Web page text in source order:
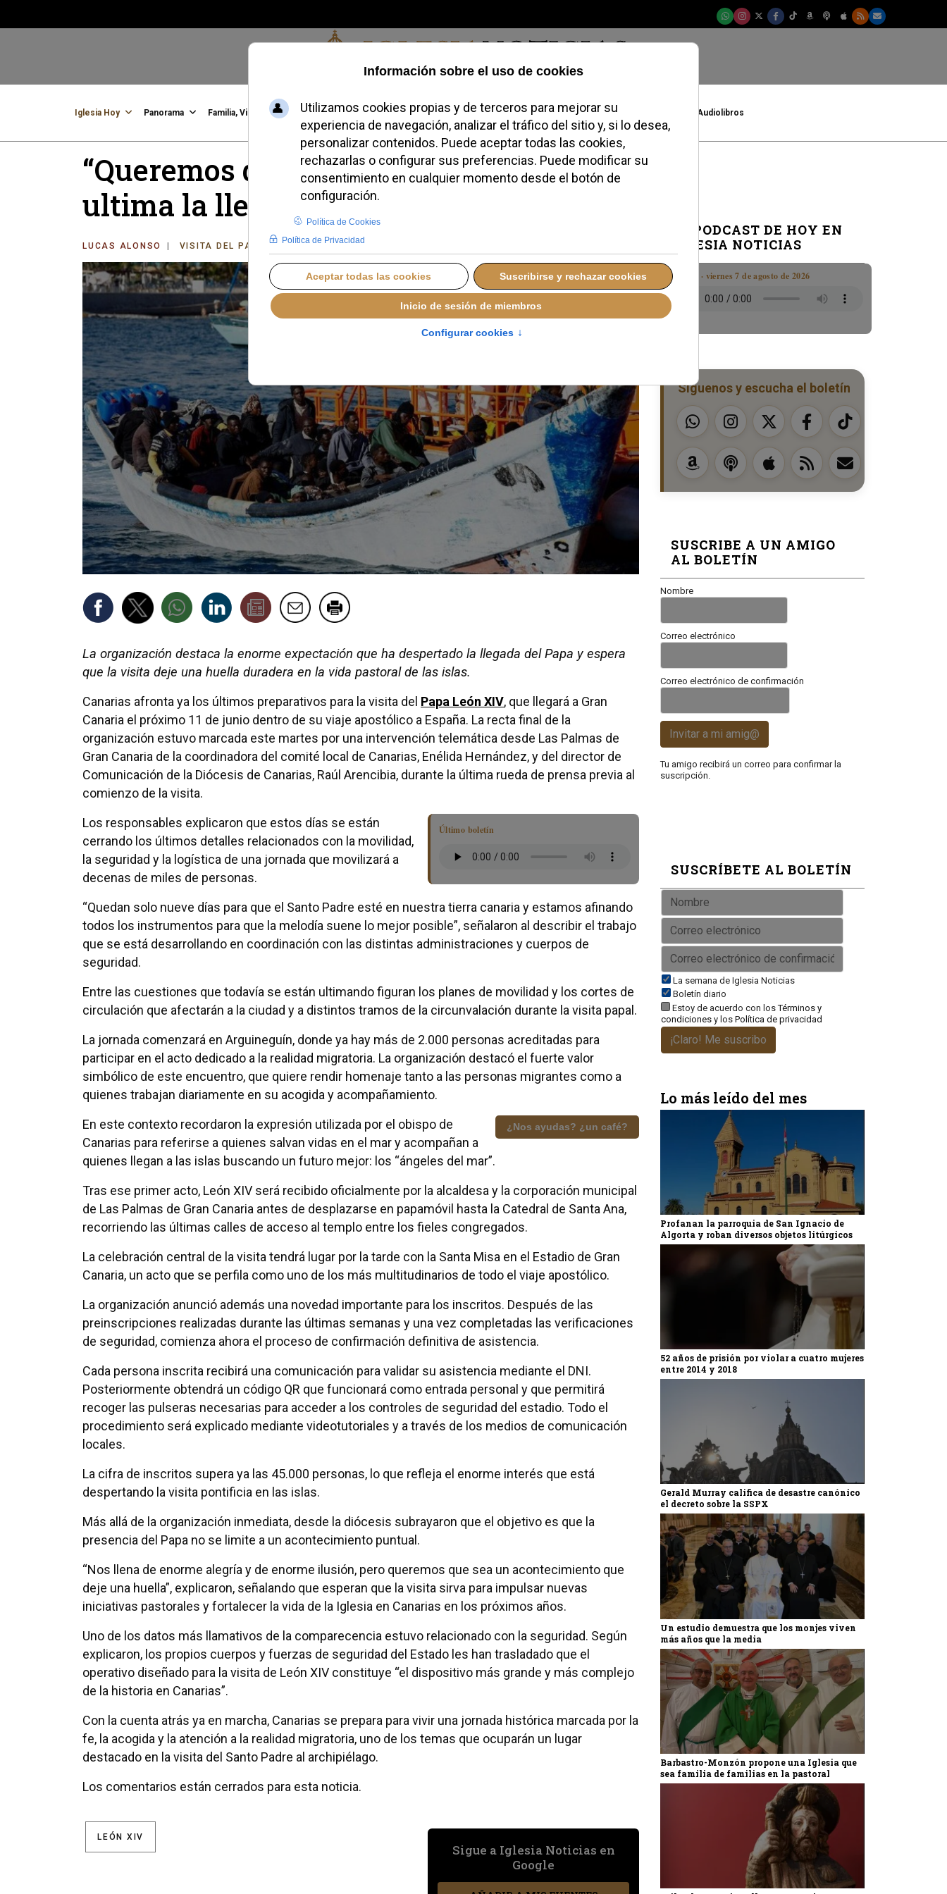
Sábado, 08 de agosto de 2026
Iglesia Hoy Panorama Familia, Vida, Identidad Credofobiómetro Blogs Temas Buscar #JovenesConFe Podcast Audiolibros
“Queremos que deje huella”: Canarias
ultima la llegada del Papa León XIV
LUCAS ALONSO VISITA DEL PAPA LEÓN XIV A ESPAÑA
La organización destaca la enorme expectación que ha despertado la llegada del Papa y espera
que la visita deje una huella duradera en la vida pastoral de las islas.
Canarias afronta ya los últimos preparativos para la visita del Papa León XIV, que llegará a Gran
Canaria el próximo 11 de junio dentro de su viaje apostólico a España. La recta final de la
organización estuvo marcada este martes por una intervención telemática desde Las Palmas de
Gran Canaria de la coordinadora del comité local de Canarias, Enélida Hernández, y del director de
Comunicación de la Diócesis de Canarias, Raúl Arencibia, durante la última rueda de prensa previa al
comienzo de la visita.
Último boletín
Los responsables explicaron que estos días se están
cerrando los últimos detalles relacionados con la movilidad,
la seguridad y la logística de una jornada que movilizará a
decenas de miles de personas.
“Quedan solo nueve días para que el Santo Padre esté en nuestra tierra canaria y estamos afinando
todos los instrumentos para que la melodía suene lo mejor posible”, señalaron al describir el trabajo
que se está desarrollando en coordinación con las distintas administraciones y cuerpos de
seguridad.
Entre las cuestiones que todavía se están ultimando figuran los planes de movilidad y los cortes de
circulación que afectarán a la ciudad y a distintos tramos de la circunvalación durante la visita papal.
La jornada comenzará en Arguineguín, donde ya hay más de 2.000 personas acreditadas para
participar en el acto dedicado a la realidad migratoria. La organización destacó el fuerte valor
simbólico de este encuentro, que quiere rendir homenaje tanto a las personas migrantes como a
quienes trabajan diariamente en su acogida y acompañamiento.
¿Nos ayudas? ¿un café?
En este contexto recordaron la expresión utilizada por el obispo de
Canarias para referirse a quienes salvan vidas en el mar y acompañan a
quienes llegan a las islas buscando un futuro mejor: los “ángeles del mar”.
Tras ese primer acto, León XIV será recibido oficialmente por la alcaldesa y la corporación municipal
de Las Palmas de Gran Canaria antes de desplazarse en papamóvil hasta la Catedral de Santa Ana,
recorriendo las últimas calles de acceso al templo entre los fieles congregados.
La celebración central de la visita tendrá lugar por la tarde con la Santa Misa en el Estadio de Gran
Canaria, un acto que se perfila como uno de los más multitudinarios de todo el viaje apostólico.
La organización anunció además una novedad importante para los inscritos. Después de las
preinscripciones realizadas durante las últimas semanas y una vez completadas las verificaciones
de seguridad, comienza ahora el proceso de confirmación definitiva de asistencia.
Cada persona inscrita recibirá una comunicación para validar su asistencia mediante el DNI.
Posteriormente obtendrá un código QR que funcionará como entrada personal y que permitirá
recoger las pulseras necesarias para acceder a los controles de seguridad del estadio. Todo el
procedimiento será explicado mediante videotutoriales y a través de los medios de comunicación
locales.
La cifra de inscritos supera ya las 45.000 personas, lo que refleja el enorme interés que está
despertando la visita pontificia en las islas.
Más allá de la organización inmediata, desde la diócesis subrayaron que el objetivo es que la
presencia del Papa no se limite a un acontecimiento puntual.
“Nos llena de enorme alegría y de enorme ilusión, pero queremos que sea un acontecimiento que
deje una huella”, explicaron, señalando que esperan que la visita sirva para impulsar nuevas
iniciativas pastorales y fortalecer la vida de la Iglesia en Canarias en los próximos años.
Uno de los datos más llamativos de la comparecencia estuvo relacionado con la seguridad. Según
explicaron, los propios cuerpos y fuerzas de seguridad del Estado les han trasladado que el
operativo diseñado para la visita de León XIV constituye “el dispositivo más grande y más complejo
de la historia en Canarias”.
Con la cuenta atrás ya en marcha, Canarias se prepara para vivir una jornada histórica marcada por la
fe, la acogida y la atención a la realidad migratoria, uno de los temas que ocuparán un lugar
destacado en la visita del Santo Padre al archipiélago.
Los comentarios están cerrados para esta noticia.
Sigue a Iglesia Noticias en
Google
LEÓN XIV
EL PODCAST DE HOY EN
IGLESIA NOTICIAS
Boletín · viernes 7 de agosto de 2026
Síguenos y escucha el boletín
SUSCRIBE A UN AMIGO
AL BOLETÍN
Nombre
Correo electrónico
Correo electrónico de confirmación
Invitar a mi amig@
Tu amigo recibirá un correo para confirmar la
suscripción.
SUSCRÍBETE AL BOLETÍN
La semana de Iglesia Noticias
Boletín diario
Estoy de acuerdo con losTérminos y
condiciones y los Política de privacidad
¡Claro! Me suscribo
Lo más leído del mes
Profanan la parroquia de San Ignacio de
Algorta y roban diversos objetos litúrgicos
52 años de prisión por violar a cuatro mujeres
entre 2014 y 2018
Gerald Murray califica de desastre canónico
el decreto sobre la SSPX
Un estudio demuestra que los monjes viven
más años que la media
Barbastro-Monzón propone una Iglesia que
sea familia de familias en la pastoral